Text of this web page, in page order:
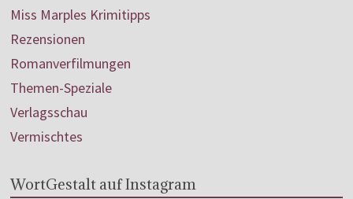
Miss Marples Krimitipps
Rezensionen
Romanverfilmungen
Themen-Speziale
Verlagsschau
Vermischtes
WortGestalt auf Instagram